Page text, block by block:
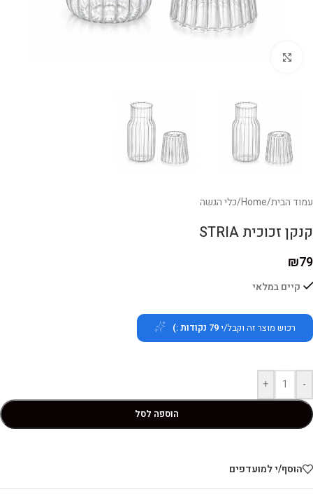
עמוד הבית/
Home
/כלי הגשה
קנקן זכוכית STRIA
₪79
קיים במלאי
רכוש מוצר זה וקבל/י79 נקודות :)
-
+
הוספה לסל
הוסף/י למועדפים